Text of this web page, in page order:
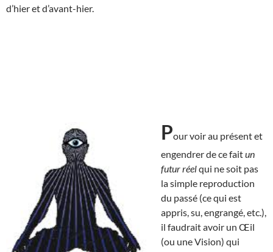
d’hier et d’avant-hier.
Pour voir au présent et
engendrer de ce faitun
futur réelqui ne soit pas
la simple reproduction
du passé (ce qui est
appris, su, engrangé, etc.),
il faudrait avoir un Œil
(ou une Vision) qui